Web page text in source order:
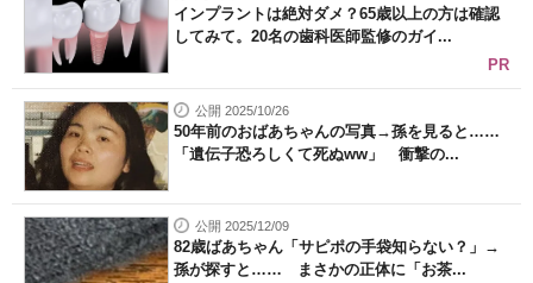
インプラントは絶対ダメ？65歳以上の方は確認
してみて。20名の歯科医師監修のガイ...
PR
公開 2025/10/26
50年前のおばあちゃんの写真→孫を見ると……
「遺伝子恐ろしくて死ぬww」 衝撃の...
公開 2025/12/09
82歳ばあちゃん「サピポの手袋知らない？」→
孫が探すと…… まさかの正体に「お茶...